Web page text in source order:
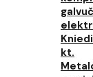
kt.